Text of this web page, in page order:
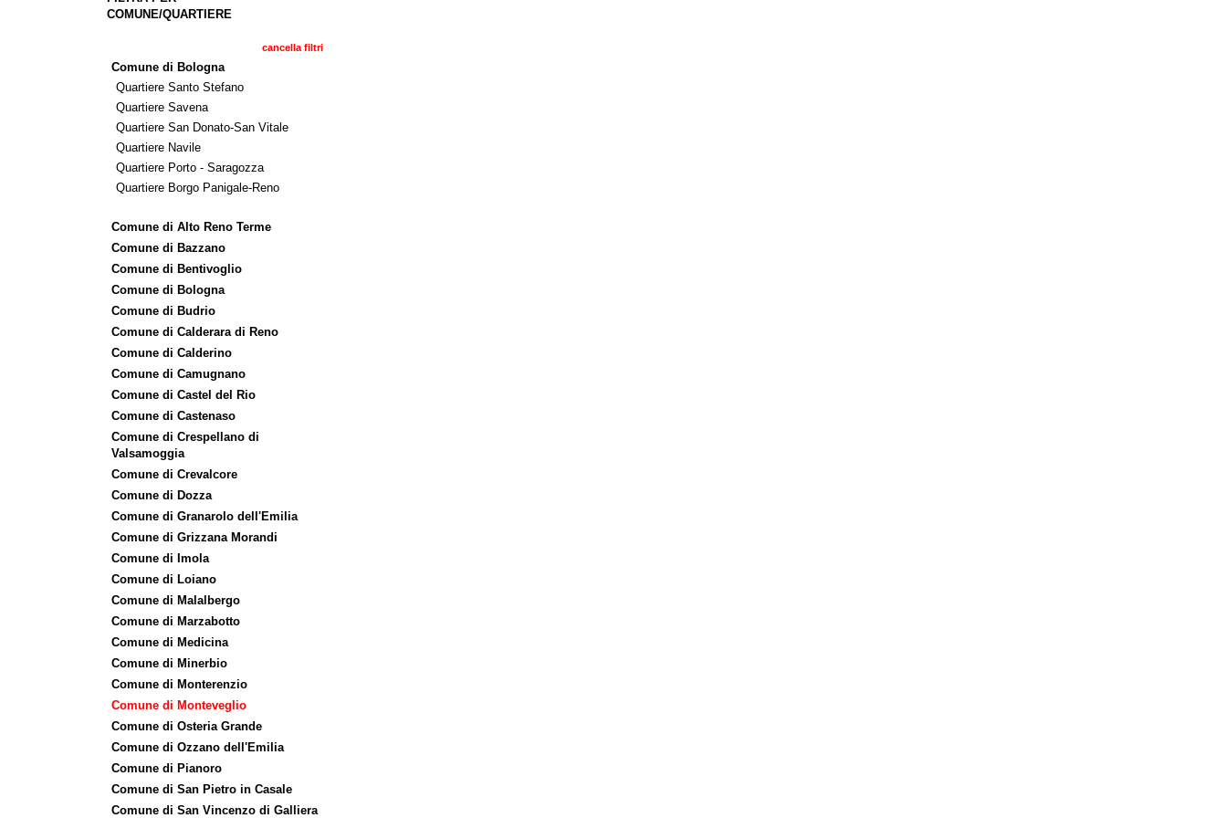
COMUNE/QUARTIERE
cancella filtri
Comune di Bologna
Quartiere Santo Stefano
Quartiere Savena
Quartiere San Donato-San Vitale
Quartiere Navile
Quartiere Porto - Saragozza
Quartiere Borgo Panigale-Reno
Comune di Alto Reno Terme
Comune di Bazzano
Comune di Bentivoglio
Comune di Bologna
Comune di Budrio
Comune di Calderara di Reno
Comune di Calderino
Comune di Camugnano
Comune di Castel del Rio
Comune di Castenaso
Comune di Crespellano di
Valsamoggia
Comune di Crevalcore
Comune di Dozza
Comune di Granarolo dell'Emilia
Comune di Grizzana Morandi
Comune di Imola
Comune di Loiano
Comune di Malalbergo
Comune di Marzabotto
Comune di Medicina
Comune di Minerbio
Comune di Monterenzio
Comune di Monteveglio
Comune di Osteria Grande
Comune di Ozzano dell'Emilia
Comune di Pianoro
Comune di San Pietro in Casale
Comune di San Vincenzo di Galliera